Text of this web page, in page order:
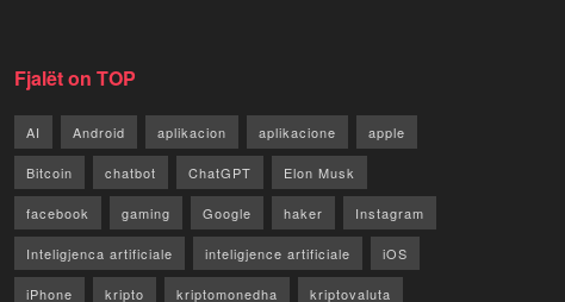
Fjalët on TOP
AI Android aplikacion aplikacione apple
Bitcoin chatbot ChatGPT Elon Musk
facebook gaming Google haker Instagram
Inteligjenca artificiale inteligjence artificiale iOS
iPhone kripto kriptomonedha kriptovaluta